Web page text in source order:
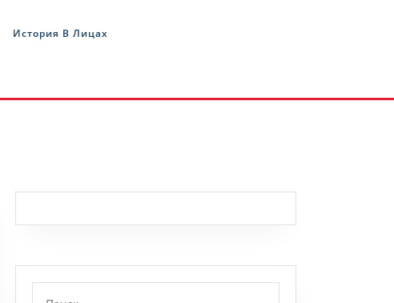
История В Лицах